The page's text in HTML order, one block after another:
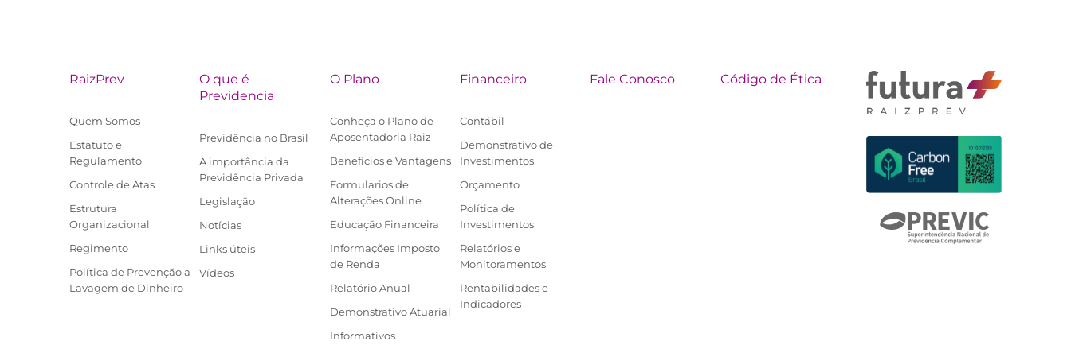
RaizPrev
Quem Somos
Estatuto e
Regulamento
Controle de Atas
Estrutura
Organizacional
Regimento
Política de Prevenção a
Lavagem de Dinheiro
O que é
Previdencia
Previdência no Brasil
A importância da
Previdência Privada
Legislação
Notícias
Links úteis
Vídeos
O Plano
Conheça o Plano de
Aposentadoria Raiz
Benefícios e Vantagens
Formularios de
Alterações Online
Educação Financeira
Informações Imposto
de Renda
Relatório Anual
Demonstrativo Atuarial
Informativos
Financeiro
Contábil
Demonstrativo de
Investimentos
Orçamento
Política de
Investimentos
Relatórios e
Monitoramentos
Rentabilidades e
Indicadores
Fale Conosco Código de Ética